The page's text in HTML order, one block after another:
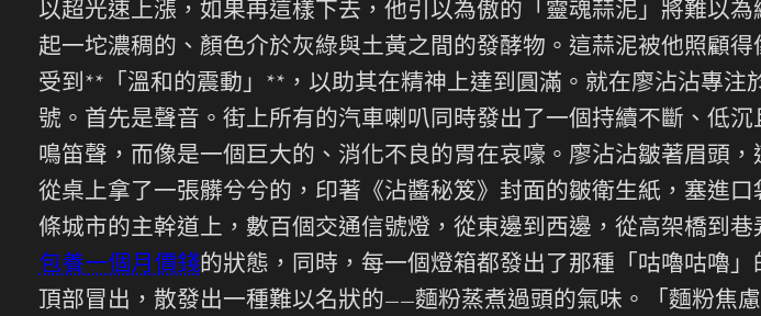
以超光速上漲，如果再這樣下去，他引以為傲的「靈魂蒜泥」將難以
起一坨濃稠的、顏色介於灰綠與土黃之間的發酵物。這蒜泥被他照顧
受到**「溫和的震動」**，以助其在精神上達到圓滿。就在廖沾沾專
號。首先是聲音。街上所有的汽車喇叭同時發出了一個持續不斷、低
鳴笛聲，而像是一個巨大的、消化不良的胃在哀嚎。廖沾沾皺著眉頭
從桌上拿了一張髒兮兮的，印著《沾醬秘笈》封面的皺衛生紙，塞進
條城市的主幹道上，數百個交通信號燈，從東邊到西邊，從高架橋到
包養一個月價錢的狀態，同時，每一個燈箱都發出了那種「咕嚕咕嚕
頂部冒出，散發出一種難以名狀的——麵粉蒸煮過頭的氣味。「麵粉焦